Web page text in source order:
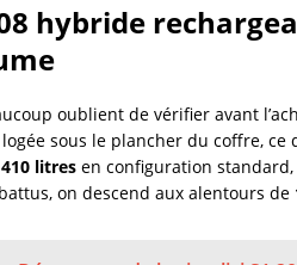
hybride
oublient de vérifier avant
sous le plancher du coffre,
litres en configuration
on descend aux alentours de